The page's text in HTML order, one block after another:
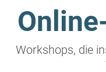
Workshops, die